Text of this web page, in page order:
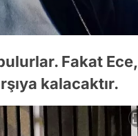
Fakat Ece,
kalacaktır.